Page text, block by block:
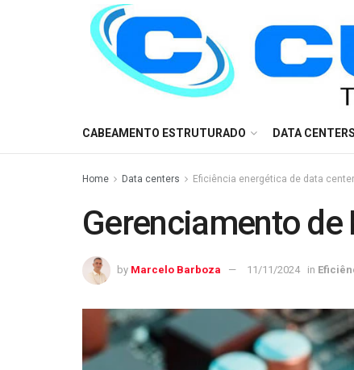
CABEAMENTO ESTRUTURADO DATA CENTERS
Home Data centers Eficiência energética de data center
Gerenciamento
by Marcelo Barboza 11/11/2024 in